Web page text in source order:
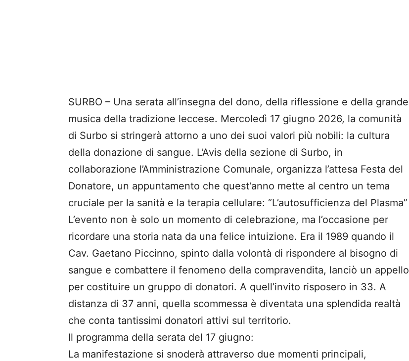
SURBO – Una serata all’insegna del dono, della riflessione e della grande
musica della tradizione leccese. Mercoledì 17 giugno 2026, la comunità
di Surbo si stringerà attorno a uno dei suoi valori più nobili: la cultura
della donazione di sangue. L’Avis della sezione di Surbo, in
collaborazione l’Amministrazione Comunale, organizza l’attesa Festa del
Donatore, un appuntamento che quest’anno mette al centro un tema
cruciale per la sanità e la terapia cellulare: “L’autosufficienza del Plasma”
L’evento non è solo un momento di celebrazione, ma l’occasione per
ricordare una storia nata da una felice intuizione. Era il 1989 quando il
Cav. Gaetano Piccinno, spinto dalla volontà di rispondere al bisogno di
sangue e combattere il fenomeno della compravendita, lanciò un appello
per costituire un gruppo di donatori. A quell’invito risposero in 33. A
distanza di 37 anni, quella scommessa è diventata una splendida realtà
che conta tantissimi donatori attivi sul territorio.
Il programma della serata del 17 giugno:
La manifestazione si snoderà attraverso due momenti principali,